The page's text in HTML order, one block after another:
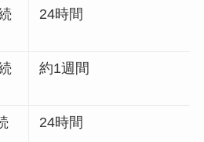
24時間
約1週間
24時間